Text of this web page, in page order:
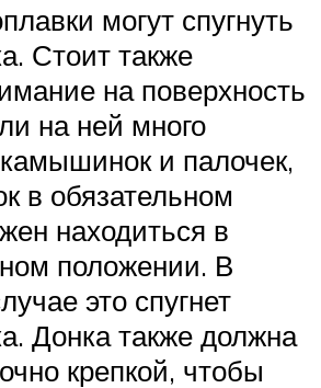
могут спугнуть
Стоит также
на поверхность
на ней много
и палочек,
в обязательном
находиться в
положении. В
это спугнет
Донка также должна
крепкой, чтобы